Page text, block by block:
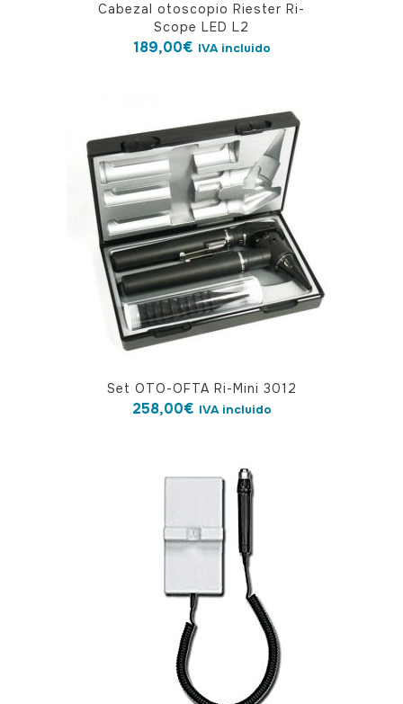
Cabezal otoscopio Riester Ri-
Scope LED L2
189,00€ IVA incluido
Set OTO-OFTA Ri-Mini 3012
258,00€ IVA incluido